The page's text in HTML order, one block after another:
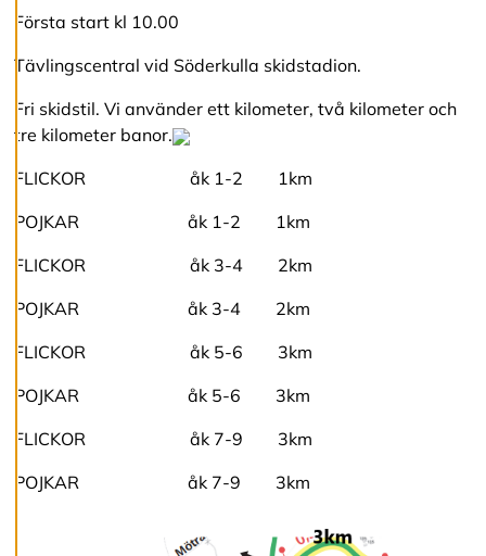
A
v
i
s
a
a
l
l
a
c
e
t
e
r
a
a
l
Första start kl 10.00
Tävlingscentral vid Söderkulla skidstadion.
Fri skidstil. Vi använder ett kilometer, två kilometer och
tre kilometer banor.
FLICKOR åk 1-2 1km
POJKAR åk 1-2 1km
FLICKOR åk 3-4 2km
POJKAR åk 3-4 2km
FLICKOR åk 5-6 3km
POJKAR åk 5-6 3km
FLICKOR åk 7-9 3km
POJKAR åk 7-9 3km